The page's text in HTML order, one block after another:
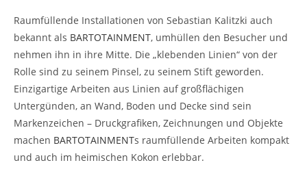
Raumfüllende Installationen von Sebastian Kalitzki auch
bekannt als BARTOTAINMENT, umhüllen den Besucher und
nehmen ihn in ihre Mitte. Die „klebenden Linien“ von der
Rolle sind zu seinem Pinsel, zu seinem Stift geworden.
Einzigartige Arbeiten aus Linien auf großflächigen
Untergünden, an Wand, Boden und Decke sind sein
Markenzeichen – Druckgrafiken, Zeichnungen und Objekte
machen BARTOTAINMENTs raumfüllende Arbeiten kompakt
und auch im heimischen Kokon erlebbar.